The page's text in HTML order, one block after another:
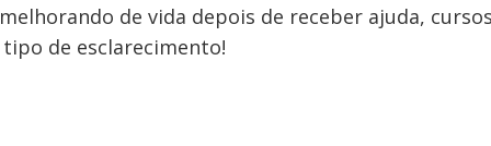
de vida depois de receber ajuda,
de esclarecimento!